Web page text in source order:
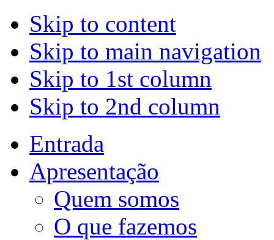
Skip to content
Skip to main navigation
Skip to 1st column
Skip to 2nd column
Entrada
Apresentação
Quem somos
O que fazemos